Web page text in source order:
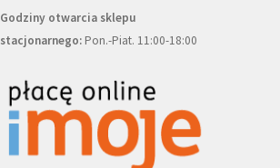
Godziny otwarcia sklepu
stacjonarnego: Pon.-Piat. 11:00-18:00